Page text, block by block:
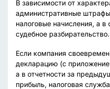
В зависимости от
административные
налоговые начисления, а в
судебное разбирательство.
Если компания
декларацию (с
а в отчетности за
прибыль, налоговая